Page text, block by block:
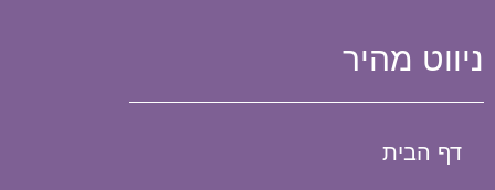
ניווט מהיר
דף הבית